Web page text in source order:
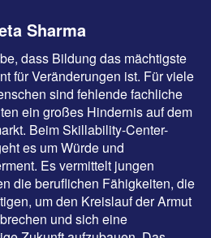
Sharma
dass Bildung das mächtigste
für Veränderungen ist. Für viele
sind fehlende fachliche
ein großes Hindernis auf dem
Beim Skillability-Center-
es um Würde und
Es vermittelt jungen
die beruflichen Fähigkeiten, die
um den Kreislauf der Armut
und sich eine